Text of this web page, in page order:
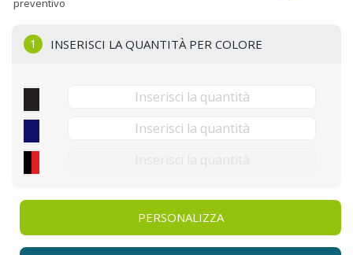
1 INSERISCI LA QUANTITÀ PER COLORE
PERSONALIZZA